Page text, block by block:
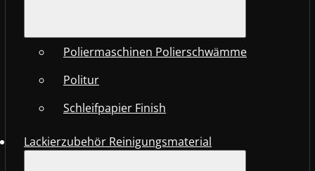
Poliermaschinen Polierschwämme
Politur
Schleifpapier Finish
Lackierzubehör Reinigungsmaterial